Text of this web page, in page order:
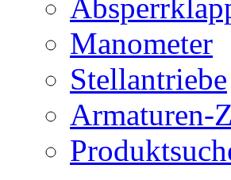
Manometer
Stellantriebe
Armaturen-